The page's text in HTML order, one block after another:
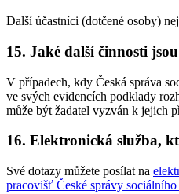
Další účastníci (dotčené osoby)
15. Jaké další činnosti
V případech, kdy Česká správa
ve svých evidencích podklady
může být žadatel vyzván k jejich
16. Elektronická služba,
Své dotazy můžete posílat na
pracovišť České správy sociálního